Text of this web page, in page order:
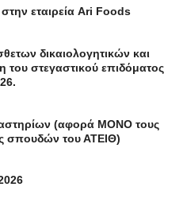
εταιρεία Ari Foods
δικαιολογητικών και
στεγαστικού επιδόματος
(αφορά ΜΟΝΟ τους
σπουδών του ΑΤΕΙΘ)